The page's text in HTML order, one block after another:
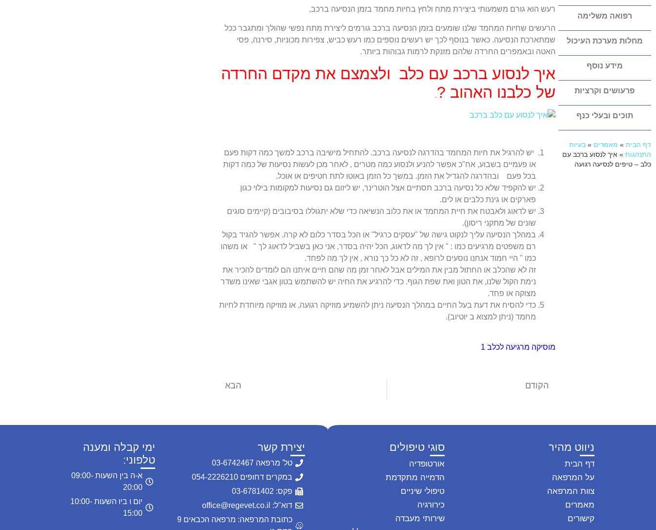
רפואה משלימה
מחלות מערכת העיכול
מידע נוסף
פרעושים וקרציות
תוכים ובעלי כנף
דף הבית » מאמרים » בעיות
התנהגות » איך לנסוע ברכב עם
כלב – טיפים לנסיעה רגועה
רעש הוא גורם משמעותי ביצירת מתח ולחץ בחיות מחמד בזמן הנסיעה ברכב.
הרעשים שחיות המחמד שלנו שומעים בזמן הנסיעה ברכב גורמים ליצירת מתח נפשי שהולך ומתגבר ככל
שמתארכת הנסיעה. כאשר בנוסף לכך יש רעשים נוספים כמו רעש כביש, צפירות מכוניות, סירנה, פסי
האטה ובאמפרים החרדה שלהם מזנקת לרמות גבוהות ביותר.
איך לנסוע ברכב עם כלב ולצמצם את מקדם החרדה
של כלבנו האהוב ?.
יש להרגיל את חיות המחמד בהדרגה לנסיעה ברכב. להתחיל מישיבה ברכב למשך כמה דקות פעם
או פעמיים בשבוע, אח"כ אפשר להניע ולנסוע כמה מטרים , לאחר מכן לעשות נסיעות של כמה דקות
בכל פעם ובהדרגה להגדיל את הזמן. במשך כל הזמן באוטו לתת חטיפים או אוכל.
יש להקפיד שלא כל נסיעה ברכב תסתיים אצל הוטרינר, יש ליזום גם נסיעות למקומות בילוי כגון
פארקים או גינת כלבים או לים.
יש לדאוג ולאבטח את חיית המחמד או את כלוב הנשיאה כדי שלא יתגוללו בסיבובים (קיימים סוגים
שונים של מתקני ריסון).
במהלך הנסיעה עליך לנקוט גישה של "עסקים כרגיל" או הכל בסדר כלום לא קרה. אפשר להגיד בקול
רם משפטים מרגיעים כמו : " אין לך מה לדאוג, הכל יהיה בסדר, אני כאן בשביל לדאוג לך " או משהו
כמו " היי חמוד אנחנו נוסעים לרופא , זה לא כל כך נורא , אין לך מה לפחד.
זה לא שהכלב או החתול מבין את המילים אבל לאחר זמן מה שהם חיים איתנו הם לומדים להכיר את
נימת הקול שלנו, את הטון ואת שפת הגוף. כדי להרגיע את החיה יש להשתמש בטון אגבי שאינו משדר
מצוקה או פחד.
כדי להסיח את דעת בעל החיים במהלך הנסיעה ניתן להשמיע מוזיקה רגועה, או מוזיקה מיוחדת לחיות
מחמד (ניתן למצוא ב יוטיוב).
מוסיקה מרגיעה לכלב
הקודם הבא
ניווט מהיר
דף הבית
על המרפאה
צוות המרפאה
מאמרים
קישורים
סוגי טיפולים
אורטופדיה
הדמייה מתקדמת
טיפולי שיניים
כירורגיה
שירותי מעבדה
יצירת קשר
טל' מרפאה 03-6742467
במקרים דחופים 054-2226210
פקס: 03-6781402
דוא"ל: office@regevet.co.il
כתובת המרפאה: מרפאה הכבאים 9
ימי קבלה ומענה
טלפוני:
א-ה בין השעות 09:00-
20:00
יום ו ביו השעות 10:00-
15:00